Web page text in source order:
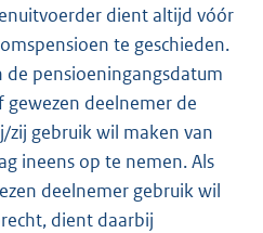
dient altijd vóór
te geschieden.
pensioeningangsdatum
deelnemer de
zij gebruik wil maken van
ineens op te nemen. Als
deelnemer gebruik wil
dient daarbij